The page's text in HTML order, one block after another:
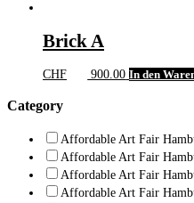
Brick A
CHF 900.00 In den
Category
Affordable Art Fair
Affordable Art Fair
Affordable Art Fair
Affordable Art Fair